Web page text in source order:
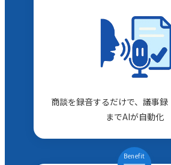
商談を録音するだけで、議事録
までAIが自動化
Benefit